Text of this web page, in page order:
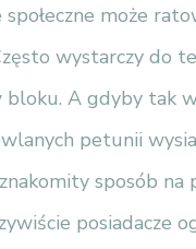
może
wystarczy do
bloku. A gdyby tak
petunii
sposób na
posiadacze